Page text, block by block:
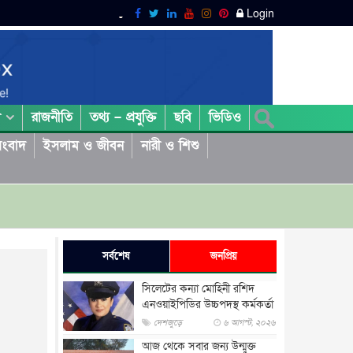
Login
রাজনীতি তথ্য – প্রযুক্তি ছবি
ভিডিও
ইসলাম ও জীবন
নারী ও শিশু
সর্বশেষ জনপ্রিয়
সিলেটের কন্যা মোহিনী রশিদ
এনওয়াইপিডির উচ্চপদস্থ কর্মকর্তা
দেশজুড়ে ৬ আগস্ট, ২০২৬
আজ থেকে সবার জন্য উন্মুক্ত